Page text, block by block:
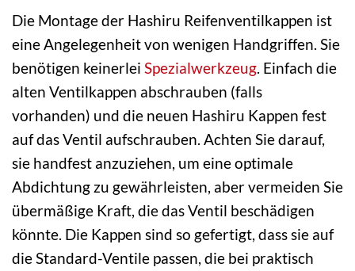
Die Montage der Hashiru Reifenventilkappen ist
eine Angelegenheit von wenigen Handgriffen. Sie
benötigen keinerlei Spezialwerkzeug. Einfach die
alten Ventilkappen abschrauben (falls
vorhanden) und die neuen Hashiru Kappen fest
auf das Ventil aufschrauben. Achten Sie darauf,
sie handfest anzuziehen, um eine optimale
Abdichtung zu gewährleisten, aber vermeiden Sie
übermäßige Kraft, die das Ventil beschädigen
könnte. Die Kappen sind so gefertigt, dass sie auf
die Standard-Ventile passen, die bei praktisch